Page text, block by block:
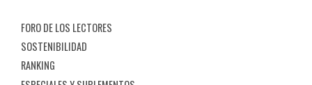
FORO DE LOS LECTORES
SOSTENIBILIDAD
RANKING